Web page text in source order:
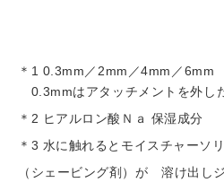
＊1 0.3mm／2mm／4mm／6mm
0.3mmはアタッチメントを外し
＊2 ヒアルロン酸Ｎａ 保湿成分
＊3 水に触れるとモイスチャーソ
（シェービング剤）が 溶け出し